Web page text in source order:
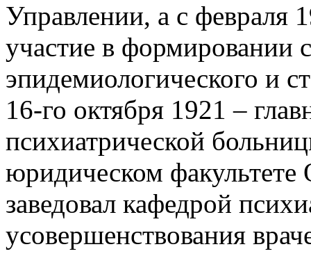
Управлении, а с февраля
участие в формировании
эпидемиологического и
16-го октября 1921 –
психиатрической
юридическом факультете
заведовал кафедрой
усовершенствования